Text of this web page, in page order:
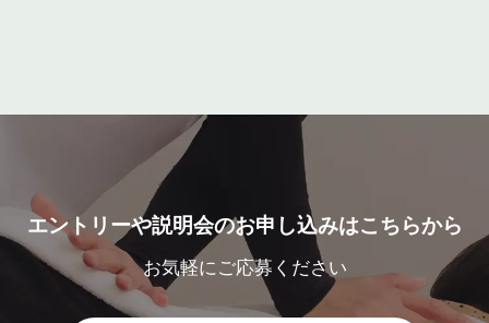
エントリーや説明会のお申し込みはこちらから
お気軽にご応募ください